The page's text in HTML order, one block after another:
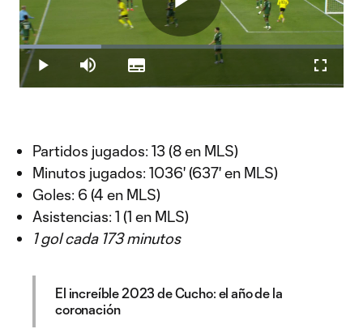
Play
Play Mute
Loaded:
25.36%
Subtitles
Partidos jugados: 13 (8 en MLS)
Minutos jugados: 1036' (637' en MLS)
Goles: 6 (4 en MLS)
Asistencias: 1 (1 en MLS)
1 gol cada 173 minutos
El increíble 2023 de Cucho: el año de la
coronación